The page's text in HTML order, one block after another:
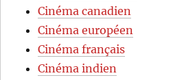
Cinéma canadien
Cinéma européen
Cinéma français
Cinéma indien